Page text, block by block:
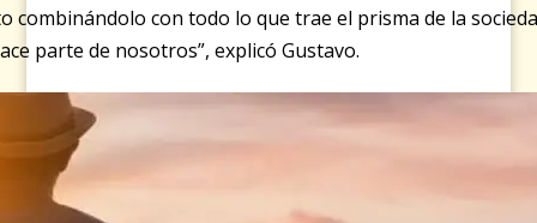
combinándolo con todo lo que trae el prisma de la
parte de nosotros”, explicó Gustavo.